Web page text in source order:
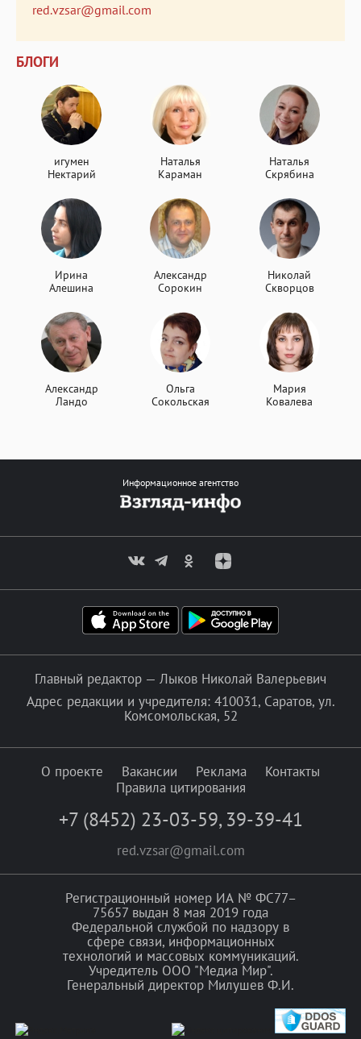
red.vzsar@gmail.com
БЛОГИ
игумен
Нектарий
Наталья
Караман
Наталья
Скрябина
Ирина
Алешина
Александр
Сорокин
Николай
Скворцов
Александр
Ландо
Ольга
Сокольская
Мария
Ковалева
Информационное агентство
Главный редактор — Лыков Николай Валерьевич
Адрес редакции и учредителя: 410031, Саратов, ул.
Комсомольская, 52
О проекте Вакансии Реклама
Контакты
Правила цитирования
+7 (8452) 23-03-59, 39-39-41
red.vzsar@gmail.com
Регистрационный номер ИА № ФС77–
75657 выдан 8 мая 2019 года
Федеральной службой по надзору в
сфере связи, информационных
технологий и массовых коммуникаций.
Учредитель ООО "Медиа Мир".
Генеральный директор Милушев Ф.И.